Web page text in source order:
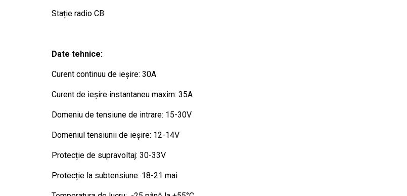
Stație radio CB
Date tehnice:
Curent continuu de ieșire: 30A
Curent de ieșire instantaneu maxim: 35A
Domeniu de tensiune de intrare: 15-30V
Domeniul tensiunii de ieșire: 12-14V
Protecție de supravoltaj: 30-33V
Protecție la subtensiune: 18-21 mai